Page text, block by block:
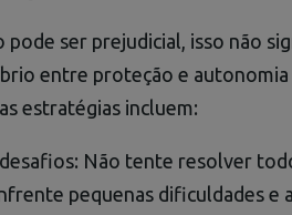
ser prejudicial, isso não
entre proteção e autonomia
estratégias incluem:
Não tente resolver
pequenas dificuldades e